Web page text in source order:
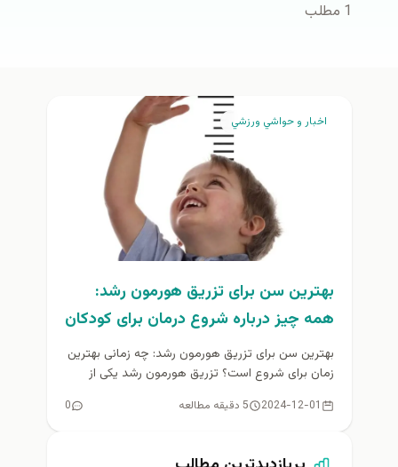
1 مطلب
اخبار و حواشي ورزشي
بهترین سن برای تزریق هورمون رشد:
همه چیز درباره شروع درمان برای کودکان
بهترین سن برای تزریق هورمون رشد: چه زمانی بهترین
زمان برای شروع است؟ تزریق هورمون رشد یکی از
2024-12-01 5 دقیقه مطالعه 0